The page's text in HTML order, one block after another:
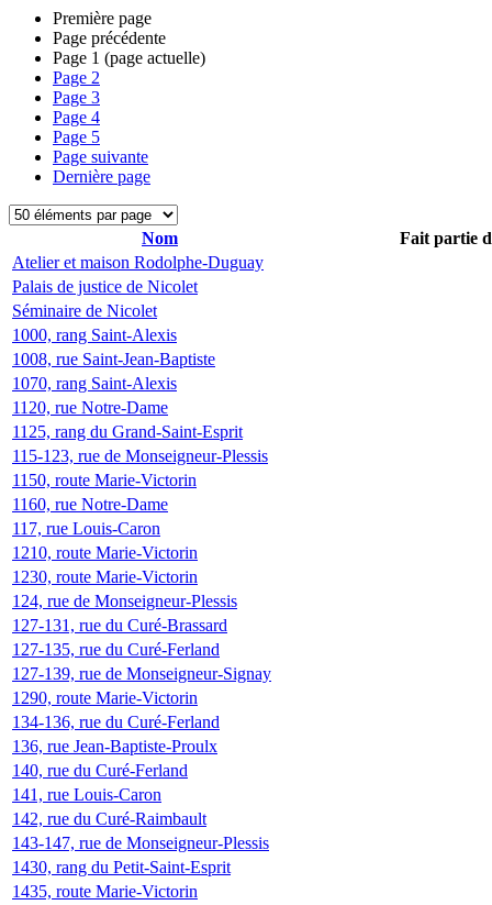
Première page
Page précédente
Page 1 (page actuelle)
Page 2
Page 3
Page 4
Page 5
Page suivante
Dernière page
Nom
Fait partie
Atelier et maison Rodolphe-Duguay
Palais de justice de Nicolet
Séminaire de Nicolet
1000, rang Saint-Alexis
1008, rue Saint-Jean-Baptiste
1070, rang Saint-Alexis
1120, rue Notre-Dame
1125, rang du Grand-Saint-Esprit
115-123, rue de Monseigneur-Plessis
1150, route Marie-Victorin
1160, rue Notre-Dame
117, rue Louis-Caron
1210, route Marie-Victorin
1230, route Marie-Victorin
124, rue de Monseigneur-Plessis
127-131, rue du Curé-Brassard
127-135, rue du Curé-Ferland
127-139, rue de Monseigneur-Signay
1290, route Marie-Victorin
134-136, rue du Curé-Ferland
136, rue Jean-Baptiste-Proulx
140, rue du Curé-Ferland
141, rue Louis-Caron
142, rue du Curé-Raimbault
143-147, rue de Monseigneur-Plessis
1430, rang du Petit-Saint-Esprit
1435, route Marie-Victorin